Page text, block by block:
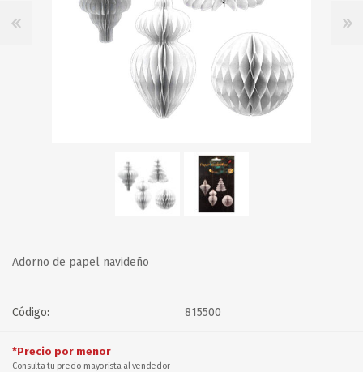
Adorno de papel navideño
Código: 815500
*Precio por menor
Consulta tu precio mayorista al vendedor